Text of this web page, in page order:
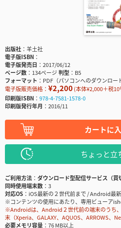
出版社
羊土社
電子版ISBN
電子版発売日
2017/06/12
ページ数
134ページ判型
B5
フォーマット
PDF（パソコンへのダウンロー
電子版販売価格： ¥2,200(本体¥2,000＋税10
印刷版ISBN
978-4-7581-1578-0
印刷版発行年月
2016/11
カートに
ちょっと立
ご利用方法
ダウンロード型配信サービス（買
同時使用端末数
3
対応OS
iOS最新の２世代前まで / Android最
※コンテンツの使用にあたり、専用ビューア
※Androidは、Android２世代前の端末のうち
末（Xperia、GALAXY、AQUOS、ARROWS、
必要メモリ容量
76 MB以上